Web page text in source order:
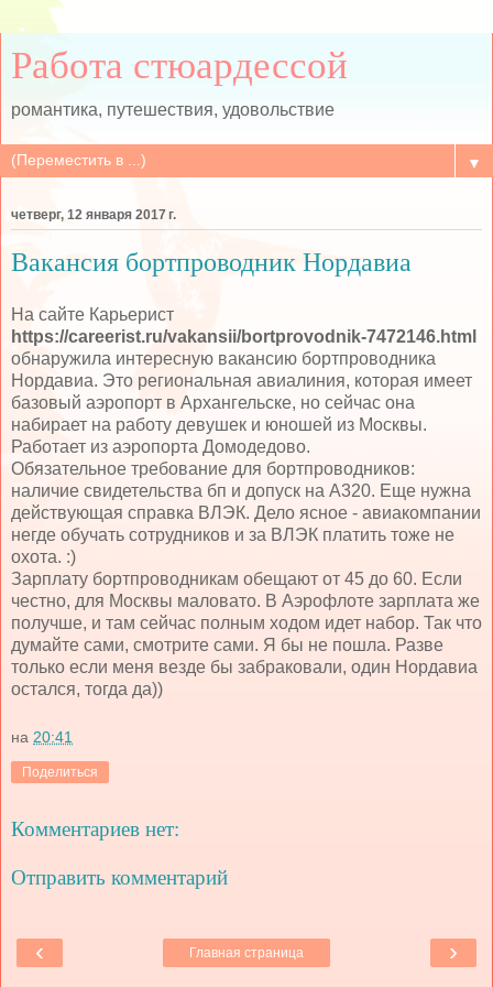
Работа стюардессой
романтика, путешествия, удовольствие
▼
четверг, 12 января 2017 г.
Вакансия бортпроводник Нордавиа
На сайте Карьерист
https://careerist.ru/vakansii/bortprovodnik-7472146.html
обнаружила интересную вакансию бортпроводника
Нордавиа. Это региональная авиалиния, которая имеет
базовый аэропорт в Архангельске, но сейчас она
набирает на работу девушек и юношей из Москвы.
Работает из аэропорта Домодедово.
Обязательное требование для бортпроводников:
наличие свидетельства бп и допуск на А320. Еще нужна
действующая справка ВЛЭК. Дело ясное - авиакомпании
негде обучать сотрудников и за ВЛЭК платить тоже не
охота. :)
Зарплату бортпроводникам обещают от 45 до 60. Если
честно, для Москвы маловато. В Аэрофлоте зарплата же
получше, и там сейчас полным ходом идет набор. Так что
думайте сами, смотрите сами. Я бы не пошла. Разве
только если меня везде бы забраковали, один Нордавиа
остался, тогда да))
на 20:41
Поделиться
Комментариев нет:
Отправить комментарий
‹ ›
Главная страница